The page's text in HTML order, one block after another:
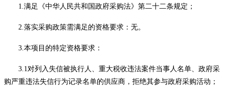
1.满足《中华人民共和国政府采购法》第二十二条规定；
2.落实采购政策需满足的资格要求： 无。
3.本项目的特定资格要求：
3.1对列入失信被执行人、重大税收违法案件当事人名单、政府采
购严重违法失信行为记录名单的供应商，拒绝其参与政府采购活动；